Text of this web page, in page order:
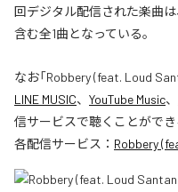
回デジタル配信された楽曲は
含む全1曲となっている。
なお「Robbery (feat. Loud
LINE MUSIC、 YouTube Music、
信サービスで聴くことができ
各配信サービス： Robbery